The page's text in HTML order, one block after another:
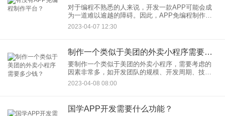
对于编程不熟悉的人来说，开发一款APP可能会成
为一道难以逾越的障碍。因此，APP免编程制作平
台应运而生，让更多的人能够轻松地制作自己的
APP。 什么是APP免编程制作
2023-04-07 12:30
制作一个类似于美团的外卖小程序需要多少钱？
要制作一个类似于美团的外卖小程序，需要考虑的
因素非常多，如开发团队的规模、开发周期、技术
难度等等。因此，所需的开发成本也会有所不同。
在本文中，我们将从多个角度探讨制作一个类似于
2023-04-08 08:00
国学APP开发需要什么功能？